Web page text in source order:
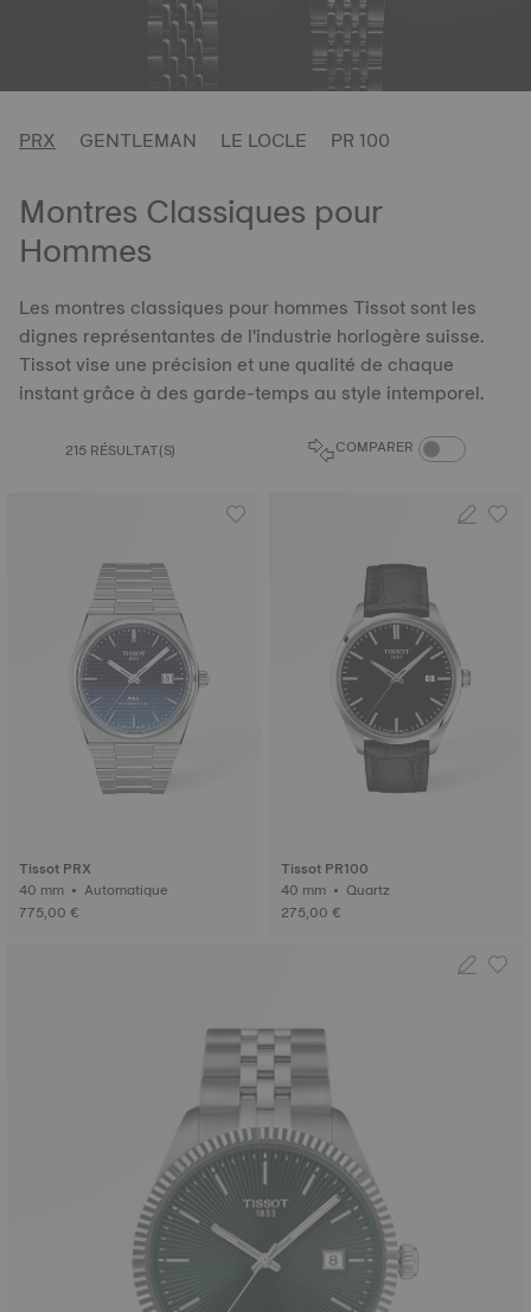
PRX GENTLEMAN LE LOCLE PR 100
Montres Classiques pour
Hommes
Les montres classiques pour hommes Tissot sont les
dignes représentantes de l'industrie horlogère suisse.
Tissot vise une précision et une qualité de chaque
instant grâce à des garde-temps au style intemporel.
215 RÉSULTAT(S) COMPARER BOUTON DU
Tissot PRX
40 mm • Automatique
775,00 €
Tissot PR100
40 mm • Quartz
275,00 €